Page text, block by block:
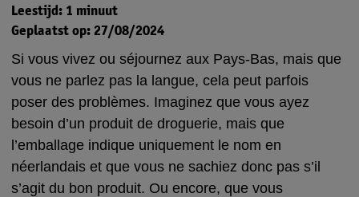
Leestijd: 1 minuut
Geplaatst op: 27/08/2024
Si vous vivez ou séjournez aux Pays-Bas, mais que
vous ne parlez pas la langue, cela peut parfois
poser des problèmes. Imaginez que vous ayez
besoin d’un produit de droguerie, mais que
l’emballage indique uniquement le nom en
néerlandais et que vous ne sachiez donc pas s’il
s’agit du bon produit. Ou encore, que vous